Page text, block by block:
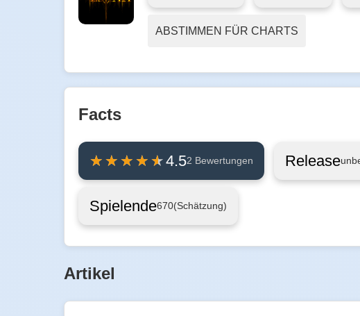
ABSTIMMEN FÜR CHARTS
Facts
4.52 Bewertungen Release
Spielende670(Schätzung)
Artikel